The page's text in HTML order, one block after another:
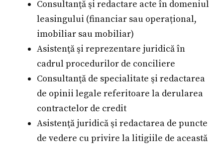
Consultanţă şi redactare acte în domeniul
leasingului (financiar sau operațional,
imobiliar sau mobiliar)
Asistenţă şi reprezentare juridică în
cadrul procedurilor de conciliere
Consultanţă de specialitate şi redactarea
de opinii legale referitoare la derularea
contractelor de credit
Asistenţă juridică şi redactarea de puncte
de vedere cu privire la litigiile de această